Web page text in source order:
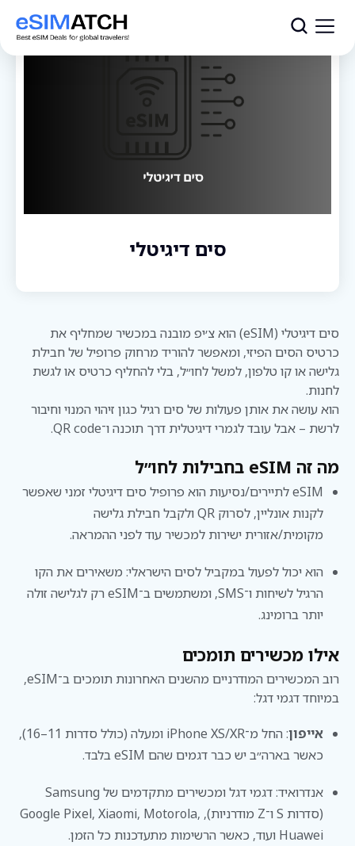
סים דיגיטלי
סים דיגיטלי (eSIM) הוא צ׳יפ מובנה במכשיר שמחליף את
כרטיס הסים הפיזי, ומאפשר להוריד מרחוק פרופיל של חבילת
גלישה או קו טלפון, למשל לחו״ל, בלי להחליף כרטיס או לגשת
לחנות.
הוא עושה את אותן פעולות של סים רגיל כגון זיהוי המנוי וחיבור
לרשת – אבל עובד לגמרי דיגיטלית דרך תוכנה ו־QR code.
מה זה eSIM בחבילות לחו״ל
eSIM לתיירים/נסיעות הוא פרופיל סים דיגיטלי זמני שאפשר
לקנות אונליין, לסרוק QR ולקבל חבילת גלישה
מקומית/אזורית ישירות למכשיר עוד לפני ההמראה.
הוא יכול לפעול במקביל לסים הישראלי: משאירים את הקו
הרגיל לשיחות ו־SMS, ומשתמשים ב־eSIM רק לגלישה זולה
יותר ברומינג.
אילו מכשירים תומכים
רוב המכשירים המודרניים מהשנים האחרונות תומכים ב־eSIM,
במיוחד דגמי דגל:
אייפון
: החל מ־iPhone XS/XR ומעלה (כולל סדרות 11–16),
כאשר בארה״ב יש כבר דגמים שהם eSIM בלבד.
אנדרואיד: דגמי דגל ומכשירים מתקדמים של Samsung
(סדרות S ו־Z מודרניות), Google Pixel, Xiaomi, Motorola,
Huawei ועוד, כאשר הרשימות מתעדכנות כל הזמן.